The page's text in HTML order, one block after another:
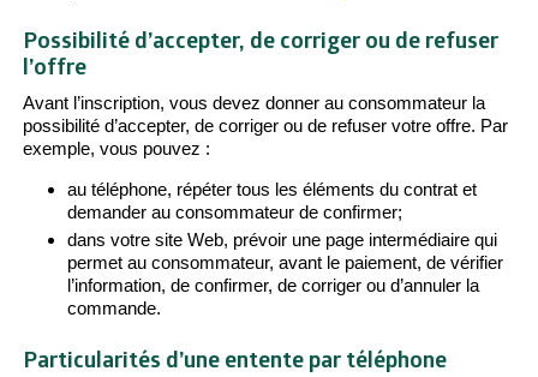
Possibilité d’accepter, de corriger ou de refuser
l’offre
Avant l’inscription, vous devez donner au consommateur la
possibilité d’accepter, de corriger ou de refuser votre offre. Par
exemple, vous pouvez :
au téléphone, répéter tous les éléments du contrat et
demander au consommateur de confirmer;
dans votre site Web, prévoir une page intermédiaire qui
permet au consommateur, avant le paiement, de vérifier
l’information, de confirmer, de corriger ou d’annuler la
commande.
Particularités d’une entente par téléphone